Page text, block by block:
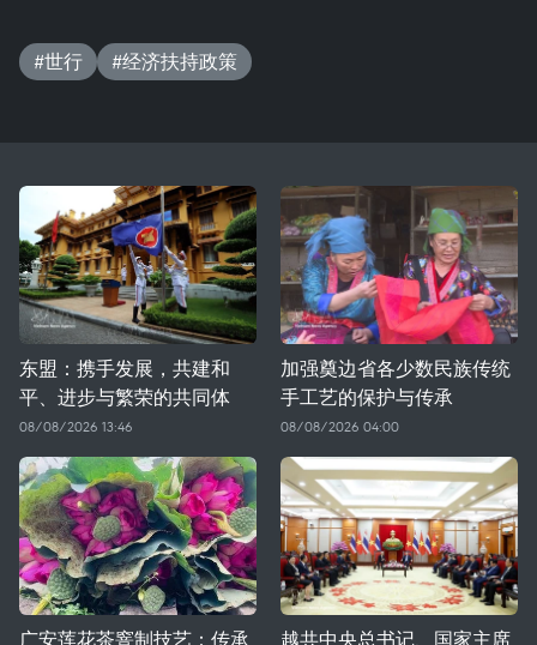
#世行 #经济扶持政策
东盟：携手发展，共建和
平、进步与繁荣的共同体
08/08/2026 13:46
加强奠边省各少数民族传统
手工艺的保护与传承
08/08/2026 04:00
广安莲花茶窨制技艺：传承 越共中央总书记、国家主席